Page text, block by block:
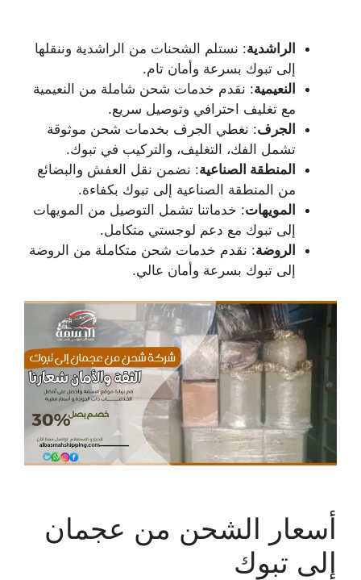
الراشدية: نستلم الشحنات من الراشدية وننقلها
إلى تبوك بسرعة وأمان تام.
النعيمية: نقدم خدمات شحن شاملة من النعيمية
مع تغليف احترافي وتوصيل سريع.
الجرف: نغطي الجرف بخدمات شحن موثوقة
تشمل الفك، التغليف، والتركيب في تبوك.
المنطقة الصناعية: نضمن نقل العفش والبضائع
من المنطقة الصناعية إلى تبوك بكفاءة.
المويهات: خدماتنا تشمل التوصيل من المويهات
إلى تبوك مع دعم لوجستي متكامل.
الروضة: نقدم خدمات شحن متكاملة من الروضة
إلى تبوك بسرعة وأمان عالي.
أسعار الشحن من عجمان
إلى تبوك